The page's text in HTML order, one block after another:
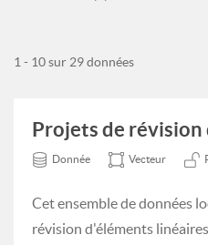
1 - 10 sur 29 données
Projets de révision
Donnée Vecteur
Cet ensemble de données
révision d'éléments